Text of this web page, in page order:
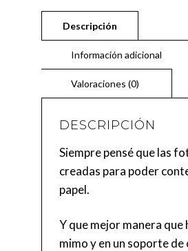
DESCRIPCIÓN
Siempre pensé que las
creadas para poder
papel.
Y que mejor manera que
mimo y en un soporte de